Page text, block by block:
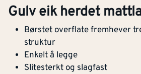
Gulv eik herdet
Børstet overflate fremhever
struktur
Enkelt å legge
Slitesterkt og slagfast
NOBB 60086025
Artikkelnummer 101429386